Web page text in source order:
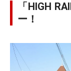
「HIGH
ー！